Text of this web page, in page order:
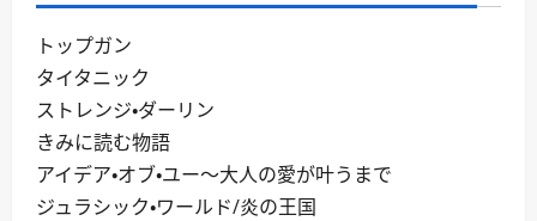
トップガン
タイタニック
ストレンジ・ダーリン
きみに読む物語
アイデア・オブ・ユー～大人の愛が叶うまで
ジュラシック・ワールド/炎の王国